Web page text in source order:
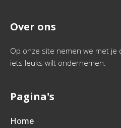
Over ons
Op onze site nemen we met je
iets leuks wilt ondernemen.
Pagina's
Home